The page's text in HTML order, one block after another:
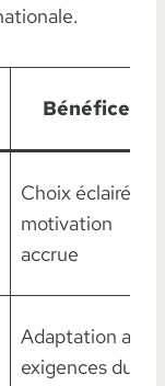
Bénéfices
Choix éclairé et
motivation
accrue
Adaptation aux
exigences du